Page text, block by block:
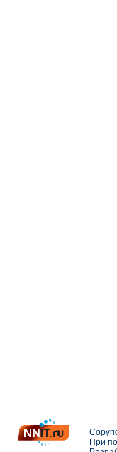
При